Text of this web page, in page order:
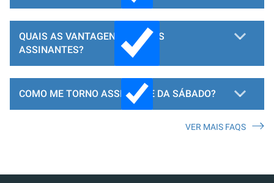
QUAIS AS VANTAGENS PARA OS
ASSINANTES?
COMO ME TORNO ASSINANTE DA SÁBADO?
VER MAIS FAQS